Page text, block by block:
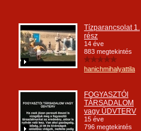
Tízparancsolat 1.
rész
14 éve
883 megtekintés
hanichmihalyattila
FOGYASZTÓI
TÁRSADALOM
vagy ÜDVTERV
15 éve
796 megtekintés